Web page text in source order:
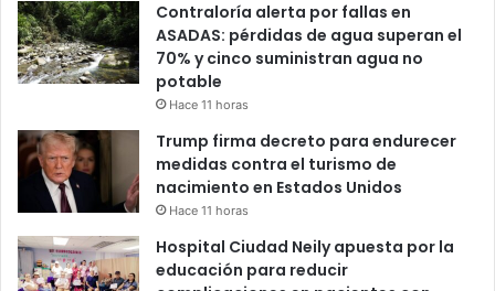
Contraloría alerta por fallas en
ASADAS: pérdidas de agua superan el
70% y cinco suministran agua no
potable
Hace 11 horas
Trump firma decreto para endurecer
medidas contra el turismo de
nacimiento en Estados Unidos
Hace 11 horas
Hospital Ciudad Neily apuesta por la
educación para reducir